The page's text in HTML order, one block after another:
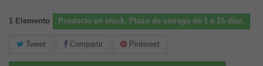
1 Elemento Producto en stock. Plazo de entrega de 1 a 15 días.
Tweet Compartir Pinterest